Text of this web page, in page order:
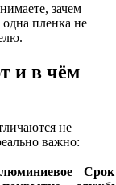
зачем
пленка не
и в чём
не
важно:
Срок